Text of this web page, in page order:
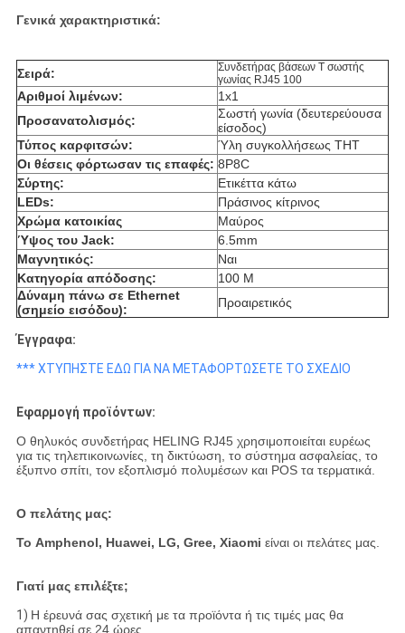
Γενικά χαρακτηριστικά:
Σειρά:
Συνδετήρας βάσεων Τ σωστής
γωνίας RJ45 100
Αριθμοί λιμένων:
1x1
Προσανατολισμός:
Σωστή γωνία (δευτερεύουσα
είσοδος)
Τύπος καρφιτσών:
Ύλη συγκολλήσεως THT
Οι θέσεις φόρτωσαν τις επαφές: 8P8C
Σύρτης:
Ετικέττα κάτω
LEDs:
Πράσινος κίτρινος
Χρώμα κατοικίας
Μαύρος
Ύψος του Jack:
6.5mm
Μαγνητικός:
Ναι
Κατηγορία απόδοσης:
100 Μ
Δύναμη πάνω σε Ethernet
(σημείο εισόδου):
Προαιρετικός
Έγγραφα:
*** ΧΤΥΠΗΣΤΕ ΕΔΩ ΓΙΑ ΝΑ ΜΕΤΑΦΟΡΤΩΣΕΤΕ ΤΟ ΣΧΕΔΙΟ
Εφαρμογή προϊόντων:
Ο θηλυκός συνδετήρας HELING RJ45 χρησιμοποιείται ευρέως
για τις τηλεπικοινωνίες, τη δικτύωση, το σύστημα ασφαλείας, το
έξυπνο σπίτι, τον εξοπλισμό πολυμέσων και POS τα τερματικά.
Ο πελάτης μας:
Το Amphenol, Huawei, LG, Gree, Xiaomi είναι οι πελάτες μας.
Γιατί μας επιλέξτε;
1) Η έρευνά σας σχετική με τα προϊόντα ή τις τιμές μας θα
απαντηθεί σε 24 ώρες.